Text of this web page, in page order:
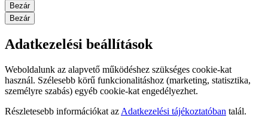
Bezár
Bezár
Adatkezelési beállítások
Weboldalunk az alapvető működéshez szükséges cookie-kat
használ. Szélesebb körű funkcionalitáshoz (marketing, statisztika,
személyre szabás) egyéb cookie-kat engedélyezhet.
Részletesebb információkat az Adatkezelési tájékoztatóban talál.